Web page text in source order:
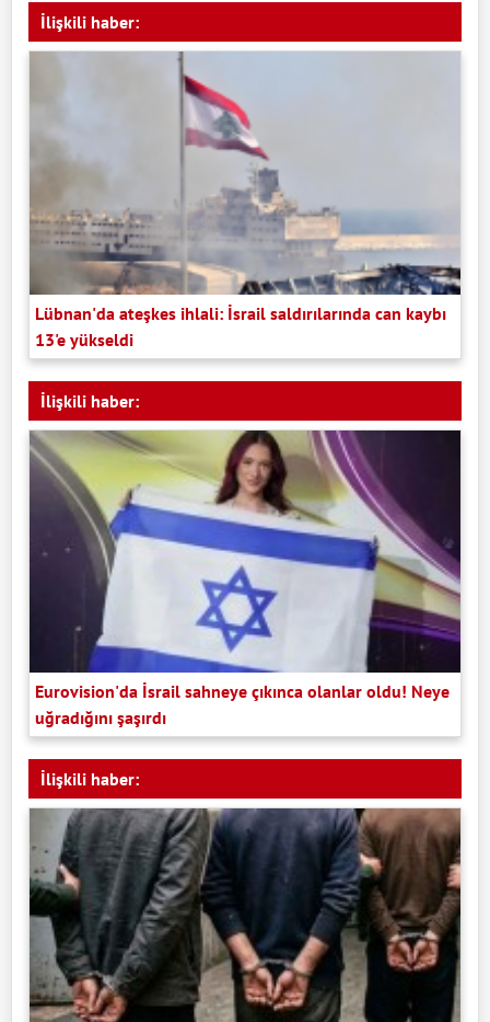
İlişkili haber:
Lübnan'da ateşkes ihlali: İsrail saldırılarında can kaybı
13'e yükseldi
İlişkili haber:
Eurovision'da İsrail sahneye çıkınca olanlar oldu! Neye
uğradığını şaşırdı
İlişkili haber: